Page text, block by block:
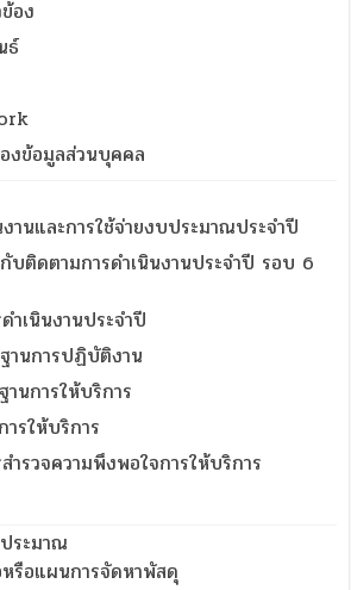
อง
ธ์
งข้อมูลส่วนบุคคล
านและการใช้จ่ายงบประมาณประจำปี
บติดตามการดำเนินงานประจำปี รอบ 6
ำเนินงานประจำปี
านการปฏิบัติงาน
นการให้บริการ
รให้บริการ
ำรวจความพึงพอใจการให้บริการ
ระมาณ
รือแผนการจัดหาพัสดุ